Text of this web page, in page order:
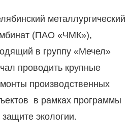
металлургический
(ПАО «ЧМК»),
в группу «Мечел»
проводить крупные
производственных
в рамках программы
защите экологии.